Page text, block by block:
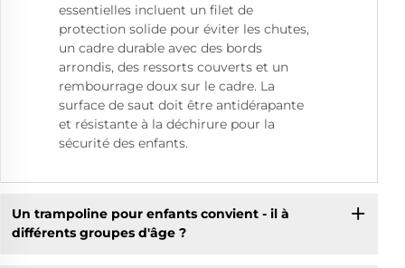
essentielles incluent un filet de
protection solide pour éviter les chutes,
un cadre durable avec des bords
arrondis, des ressorts couverts et un
rembourrage doux sur le cadre. La
surface de saut doit être antidérapante
et résistante à la déchirure pour la
sécurité des enfants.
Un trampoline pour enfants convient - il à
différents groupes d'âge ?